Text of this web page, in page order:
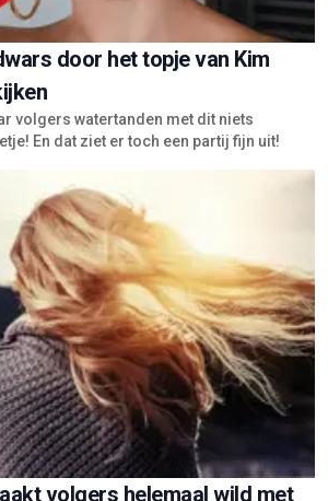
door het topje van Kim
volgers watertanden met dit niets
En dat ziet er toch een partij fijn uit!
volgers helemaal wild met